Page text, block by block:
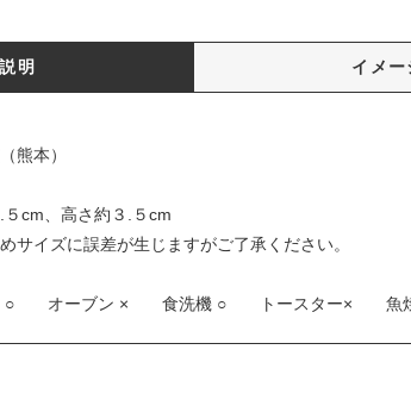
明 イメー
本）
、高さ約３.５cm
サイズに誤差が生じますがご了承ください。
○ オーブン × 食洗機 ○ トースター× 魚